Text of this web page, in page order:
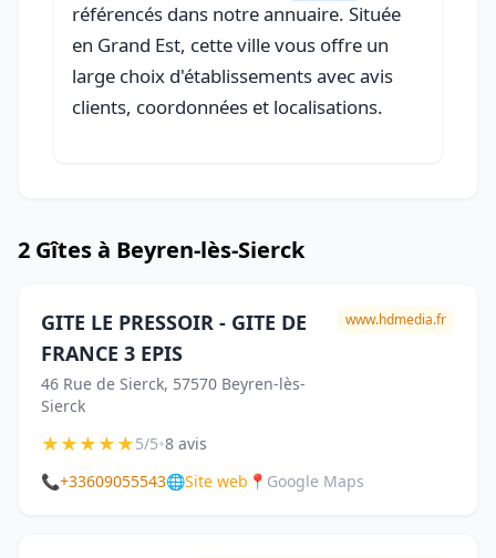
référencés dans notre annuaire. Située
en Grand Est, cette ville vous offre un
large choix d'établissements avec avis
clients, coordonnées et localisations.
2 Gîtes à Beyren-lès-Sierck
GITE LE PRESSOIR - GITE DE
FRANCE 3 EPIS
46 Rue de Sierck, 57570 Beyren-lès-
Sierck
www.hdmedia.fr
★★★★★5/5•8 avis
📞+33609055543🌐Site web 📍 Google Maps